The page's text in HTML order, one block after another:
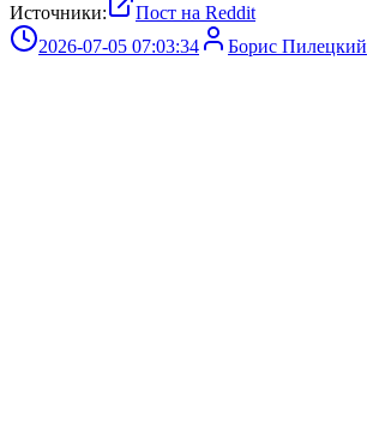
Источники:
Пост на Reddit
2026-07-05 07:03:34
Борис Пилецкий